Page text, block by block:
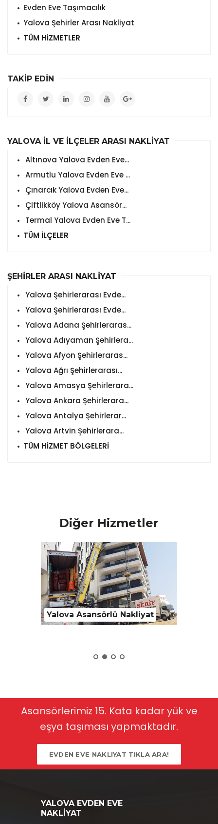
Evden Eve Taşımacılık
Yalova Şehirler Arası Nakliyat
TÜM HİZMETLER
TAKİP EDİN
YALOVA İL VE İLÇELER ARASI NAKLİYAT
Altınova Yalova Evden Eve...
Armutlu Yalova Evden Eve ...
Çınarcık Yalova Evden Eve...
Çiftlikköy Yalova Asansör...
Termal Yalova Evden Eve T...
TÜM İLÇELER
ŞEHİRLER ARASI NAKLİYAT
Yalova Şehirlerarası Evde...
Yalova Şehirlerarası Evde...
Yalova Adana Şehirleraras...
Yalova Adıyaman Şehirlera...
Yalova Afyon Şehirleraras...
Yalova Ağrı Şehirlerarası...
Yalova Amasya Şehirlerara...
Yalova Ankara Şehirlerara...
Yalova Antalya Şehirlerar...
Yalova Artvin Şehirlerara...
TÜM HİZMET BÖLGELERİ
Diğer Hizmetler
Yalova Asansörlü Nakliyat
Asansörlerimiz 15. Kata kadar yük ve
eşya taşıması yapmaktadır.
EVDEN EVE NAKLIYAT TIKLA ARA!
YALOVA EVDEN EVE
NAKLİYAT